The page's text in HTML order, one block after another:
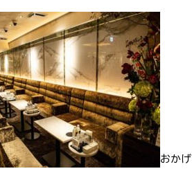
Gravure グラビア
Cast キャスト求人
Staff スタッフ求人
Shop Info 店舗一覧
おかげ